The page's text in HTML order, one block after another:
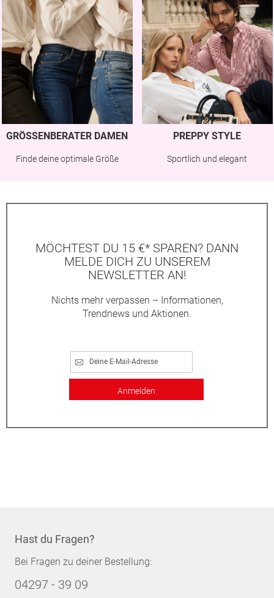
GRÖSSENBERATER DAMEN
Finde deine optimale Größe
PREPPY STYLE
Sportlich und elegant
MÖCHTEST DU 15 €* SPAREN? DANN
MELDE DICH ZU UNSEREM
NEWSLETTER AN!
Nichts mehr verpassen – Informationen,
Trendnews und Aktionen.
Anmelden
Hast du Fragen?
Bei Fragen zu deiner Bestellung:
04297 - 39 09